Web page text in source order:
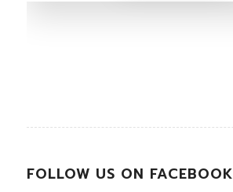
FOLLOW US ON FACEBOOK